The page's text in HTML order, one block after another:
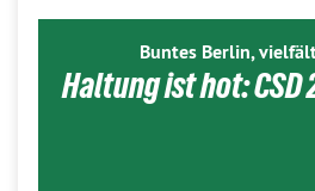
Buntes Berlin,
Haltung ist hot: CSD